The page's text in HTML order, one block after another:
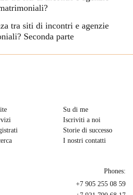
tra siti di incontri e agenzie
Seconda parte
Su di me
Iscriviti a noi
Storie di successo
I nostri contatti
Phones:
+7 905 255 08 59